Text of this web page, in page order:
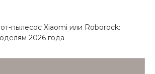
пылесос Xiaomi или Roborock:
2026 года